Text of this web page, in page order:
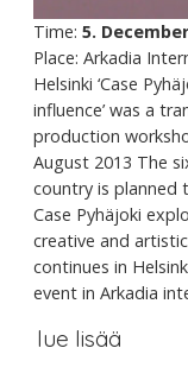
Time: 5.
Place: Arkadia
Helsinki ‘Case
influence’ was a
production
August 2013 The
country is planned
Case Pyhäjoki
creative and
continues in
event in Arkadia
lue lisää